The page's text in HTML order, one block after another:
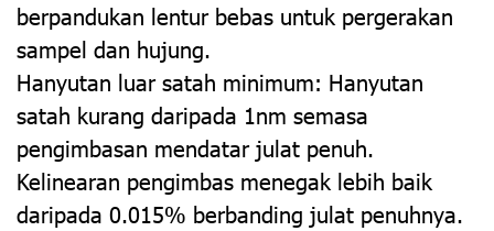
berpandukan lentur bebas untuk pergerakan
sampel dan hujung.
Hanyutan luar satah minimum: Hanyutan
satah kurang daripada 1nm semasa
pengimbasan mendatar julat penuh.
Kelinearan pengimbas menegak lebih baik
daripada 0.015% berbanding julat penuhnya.